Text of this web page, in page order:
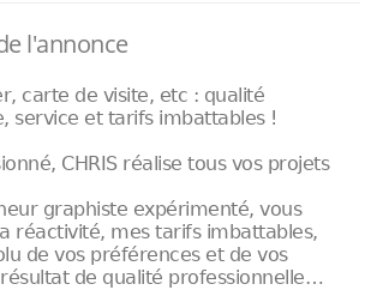
l'annonce
carte de visite, etc : qualité
service et tarifs imbattables !
CHRIS réalise tous vos projets
graphiste expérimenté, vous
réactivité, mes tarifs imbattables,
de vos préférences et de vos
de qualité professionnelle…